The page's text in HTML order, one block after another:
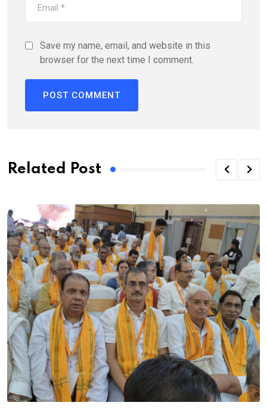
Save my name, email, and website in this
browser for the next time I comment.
Related Post